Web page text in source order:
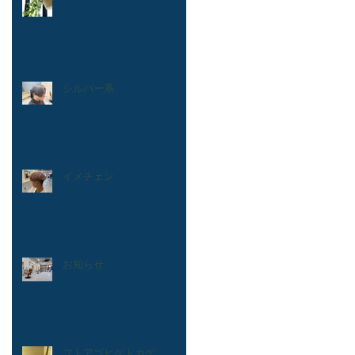
シルバー系
イメチェン
お知らせ